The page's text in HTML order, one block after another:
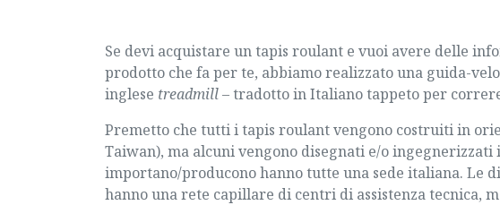
Se devi acquistare untapis roulant e vuoi avere delle
prodotto che fa per te, abbiamo realizzato una guida-
inglese treadmill– tradotto in Italianotappeto per
Premetto che tutti i tapis roulant vengono costruiti in
Taiwan), ma alcuni vengono disegnati e/o ingegnerizzati
importano/producono hanno tutte una sede italiana. Le
hanno una rete capillare di centri di assistenza tecnica,